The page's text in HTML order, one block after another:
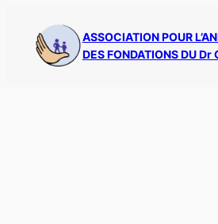
contenu
ASSOCIATION POUR
DES FONDATIONS DU Dr